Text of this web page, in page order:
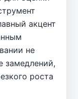
акцент
не
замедлений,
роста